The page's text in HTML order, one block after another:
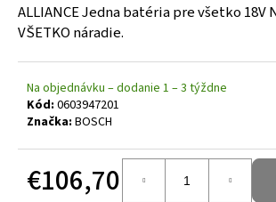
ALLIANCE Jedna batéria pre všetko 18V
VŠETKO náradie.
Na objednávku – dodanie 1 – 3 týždne
Kód: 0603947201
Značka: BOSCH
€106,70